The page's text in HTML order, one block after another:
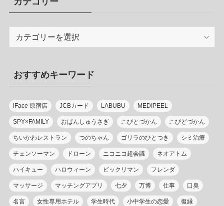
リ
ー
おすすめキーワード
iFace 原宿店 JCBカード LABUBU MEDIPEEL
SPY×FAMILY おぱんしゅうさぎ こびとづかん こびどづかん
ちいかわレストラン つのちゃん ゴリラのひとつき シミ治療
チェンソーマン ドローン ニコニコ超会議 ネオアトム
ハイキュー ハロウィーン ビックリマン フレンダ
マッサージ マッチングアプリ 七夕 万博 仕事 口臭
名言 女性専用ホテル 学生時代 小中学生の恋愛 復縁